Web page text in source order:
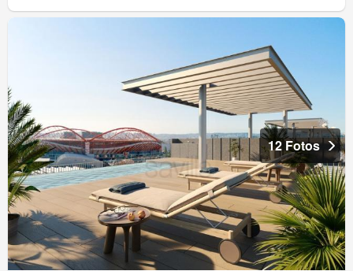
12 Fotos